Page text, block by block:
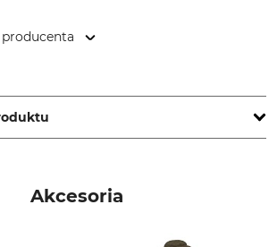
100% Poliuretan
Akcesoria